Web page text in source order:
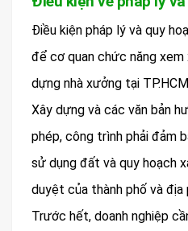
Điều kiện pháp lý và quy
để cơ quan chức năng
dựng nhà xưởng tại
Xây dựng và các văn bản
phép, công trình phải đảm
sử dụng đất và quy hoạch
duyệt của thành phố và địa
Trước hết, doanh nghiệp